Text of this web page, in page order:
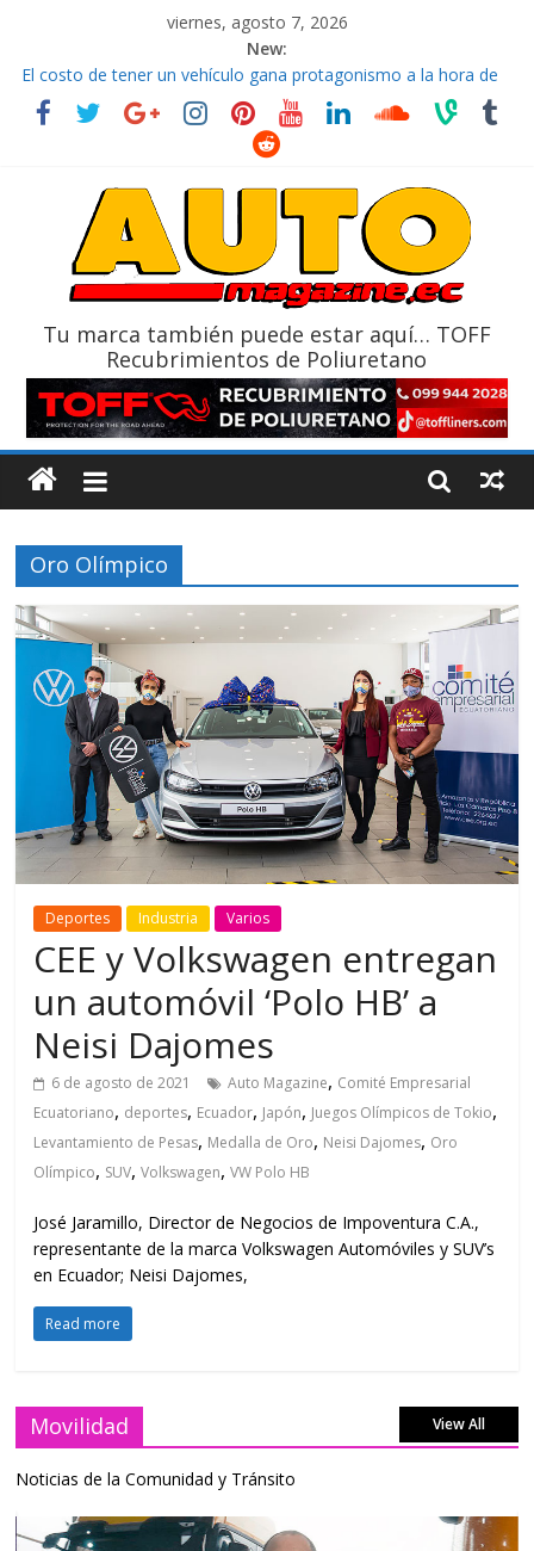
viernes, agosto 7, 2026
New:
El costo de tener un vehículo gana protagonismo a la hora de
decidir
Ultima película ‘Spider‑Man: Brand New Day’ pone en escena a
La Vuelta al Ecuador 2026, edición 47ª, recorre 7 provincias en 8
La FEDAK recibe 12 Sinotruk Bolden para cubrir las rutas de La
Tu marca también puede estar aquí… TOFF
Recubrimientos de Poliuretano
Oro Olímpico
Deportes Industria Varios
CEE y Volkswagen entregan
un automóvil ‘Polo HB’ a
Neisi Dajomes
6 de agosto de 2021 Auto Magazine, Comité Empresarial
Ecuatoriano, deportes, Ecuador, Japón, Juegos Olímpicos de Tokio,
Levantamiento de Pesas, Medalla de Oro, Neisi Dajomes, Oro
Olímpico, SUV,Volkswagen,VW Polo HB
José Jaramillo, Director de Negocios de Impoventura C.A.,
representante de la marca Volkswagen Automóviles y SUV’s
en Ecuador; Neisi Dajomes,
Read more
Movilidad View All
Noticias de la Comunidad y Tránsito